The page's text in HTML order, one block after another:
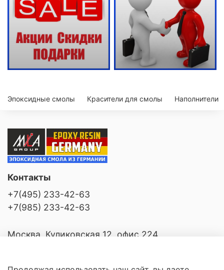
Эпоксидные смолы Красители для смолы Наполнители
Контакты
+7(495) 233-42-63
+7(985) 233-42-63
Москва, Куликовская 12, офис 224